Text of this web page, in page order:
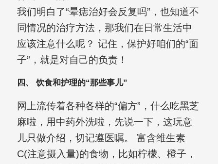
我们明白了“晕痣治好会反复吗”，也知道不
同情况的治疗方法，那我们在日常生活中
应该注意什么呢？ 记住，保护好咱们的“面
子”，就是对自己的负责！
四、 饮食和护理的“那些事儿”
网上流传着各种各样的“偏方”，什么吃黑芝
麻啦，用中药外洗啦，先说一下，这玩意
儿只做介绍，切记遵医嘱。 富含维生素
C(注意摄入量)的食物，比如柠檬、橙子，